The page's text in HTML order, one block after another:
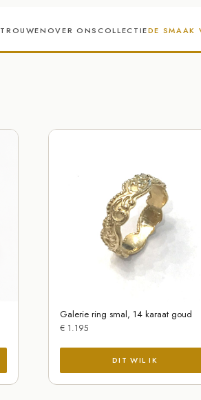
TROUWENOVER ONSCOLLECTIEDE SMAAK
Galerie ring smal, 14 karaat goud
€ 1.195